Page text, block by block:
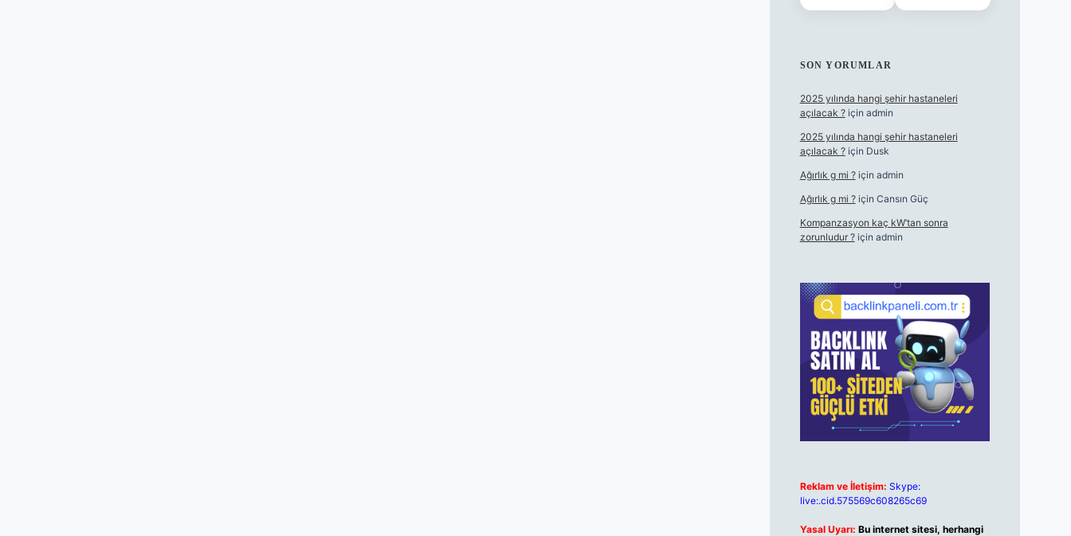
SON YORUMLAR
2025 yılında hangi şehir hastaneleri
açılacak ?için admin
2025 yılında hangi şehir hastaneleri
açılacak ?için Dusk
Ağırlık g mi ?için admin
Ağırlık g mi ?için Cansın Güç
Kompanzasyon kaç kW’tan sonra
zorunludur ?için admin
Reklam ve İletişim: Skype:
live:.cid.575569c608265c69
Yasal Uyarı: Bu internet sitesi, herhangi